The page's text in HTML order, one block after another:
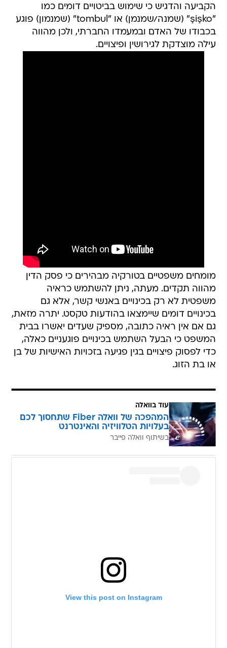
הקביעה והדגיש כי שימוש בביטויים דומים כמו
"şişko" (שמנה/שמנמן) או "tombul" (שמנמון) פוגע
בכבודו של האדם ובמעמדו החברתי, ולכן מהווה
עילה מוצדקת לגירושין ופיצויים.
מומחים משפטיים בטורקיה מבהירים כי פסק הדין
מהווה תקדים. מעתה, ניתן להשתמש כראיה
משפטית לא רק בכינויים באנשי קשר, אלא גם
בכינויים דומים שיימצאו בהודעות טקסט. יתרה מזאת,
גם אם אין ראיה כתובה, מספיק שעדים יאשרו בבית
המשפט כי הבעל השתמש בכינויים פוגעניים כאלה,
כדי לפסוק פיצויים בגין פגיעה בזכויות האישיות של בן
או בת הזוג.
עוד בוואלה
המהפכה של וואלה Fiber שתחסוך לכם
בעלויות הטלוויזיה והאינטרנט
בשיתוף וואלה פייבר
View this post on Instagram